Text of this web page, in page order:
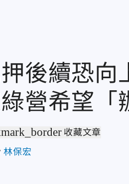
後續恐向
營希望「
收藏文章
林保宏